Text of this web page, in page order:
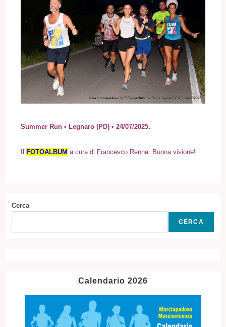
Summer Run • Legnaro (PD) • 24/07/2025.
FOTOALBUM a cura di Francesco Renna. Buona visione!
Cerca
CERCA
Calendario 2026